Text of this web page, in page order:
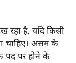
रहा है, यदि किसी
चाहिए। असम के
पद पर होने के